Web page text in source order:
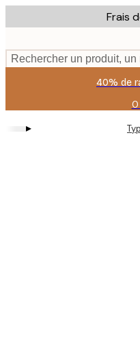
to
content.
Frais
Rechercher un produit, un
40% de
0
▸